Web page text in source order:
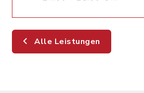
Alle Leistungen